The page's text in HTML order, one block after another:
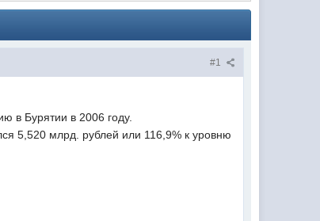
#1
в Бурятии в 2006 году.
5,520 млрд. рублей или 116,9% к уровню